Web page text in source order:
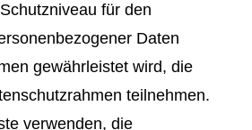
für den
Daten
gewährleistet wird, die
teilnehmen.
verwenden, die